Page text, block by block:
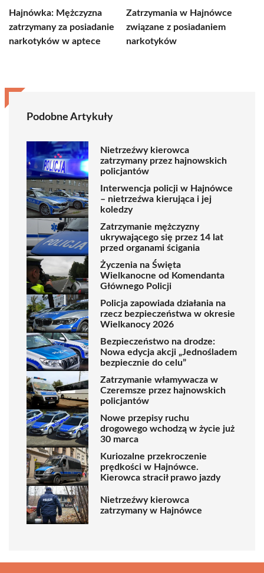
Hajnówka: Mężczyzna
zatrzymany za posiadanie
narkotyków w aptece
Zatrzymania w Hajnówce
związane z posiadaniem
narkotyków
Podobne Artykuły
Nietrzeźwy kierowca
zatrzymany przez hajnowskich
policjantów
Interwencja policji w Hajnówce
– nietrzeźwa kierująca i jej
koledzy
Zatrzymanie mężczyzny
ukrywającego się przez 14 lat
przed organami ścigania
Życzenia na Święta
Wielkanocne od Komendanta
Głównego Policji
Policja zapowiada działania na
rzecz bezpieczeństwa w okresie
Wielkanocy 2026
Bezpieczeństwo na drodze:
Nowa edycja akcji „Jednośladem
bezpiecznie do celu”
Zatrzymanie włamywacza w
Czeremsze przez hajnowskich
policjantów
Nowe przepisy ruchu
drogowego wchodzą w życie już
30 marca
Kuriozalne przekroczenie
prędkości w Hajnówce.
Kierowca stracił prawo jazdy
Nietrzeźwy kierowca
zatrzymany w Hajnówce